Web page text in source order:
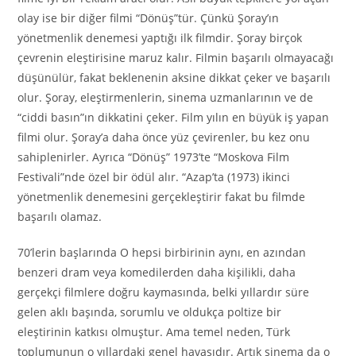
olay ise bir diğer filmi “Dönüş”tür. Çünkü Şoray’ın
yönetmenlik denemesi yaptığı ilk filmdir. Şoray birçok
çevrenin eleştirisine maruz kalır. Filmin başarılı olmayacağı
düşünülür, fakat beklenenin aksine dikkat çeker ve başarılı
olur. Şoray, eleştirmenlerin, sinema uzmanlarının ve de
“ciddi basın”ın dikkatini çeker. Film yılın en büyük iş yapan
filmi olur. Şoray’a daha önce yüz çevirenler, bu kez onu
sahiplenirler. Ayrıca “Dönüş” 1973’te “Moskova Film
Festivali”nde özel bir ödül alır. “Azap’ta (1973) ikinci
yönetmenlik denemesini gerçekleştirir fakat bu filmde
başarılı olamaz.
70’lerin başlarında O hepsi birbirinin aynı, en azından
benzeri dram veya komedilerden daha kişilikli, daha
gerçekçi filmlere doğru kaymasında, belki yıllardır süre
gelen aklı başında, sorumlu ve oldukça poltize bir
eleştirinin katkısı olmuştur. Ama temel neden, Türk
toplumunun o yıllardaki genel havasıdır. Artık sinema da o